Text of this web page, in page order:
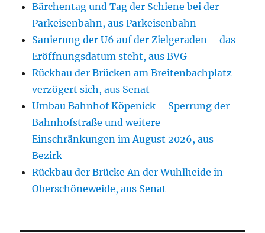
Bärchentag und Tag der Schiene bei der
Parkeisenbahn, aus Parkeisenbahn
Sanierung der U6 auf der Zielgeraden – das
Eröffnungsdatum steht, aus BVG
Rückbau der Brücken am Breitenbachplatz
verzögert sich, aus Senat
Umbau Bahnhof Köpenick – Sperrung der
Bahnhofstraße und weitere
Einschränkungen im August 2026, aus
Bezirk
Rückbau der Brücke An der Wuhlheide in
Oberschöneweide, aus Senat